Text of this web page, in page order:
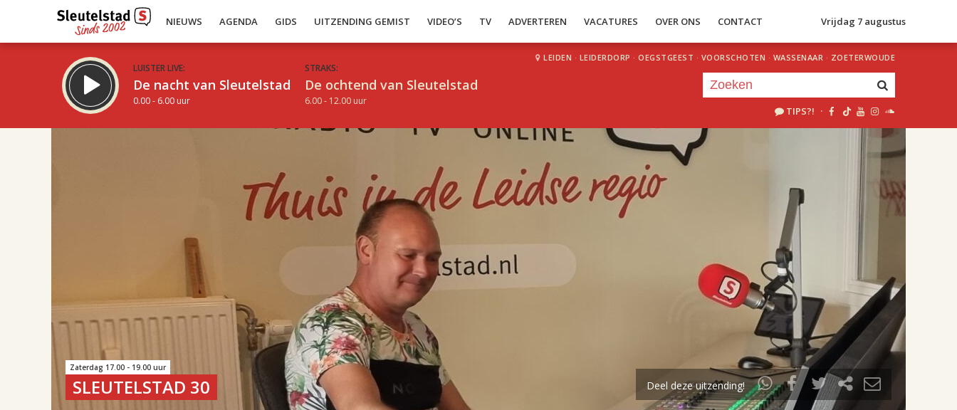
NIEUWS AGENDA GIDS UITZENDING GEMIST VIDEO’S TV ADVERTEREN VACATURES OVER ONS CONTACT Vrijdag 7 augustus
LUISTER LIVE:
De nacht van Sleutelstad
0.00 - 6.00 uur
STRAKS:
De ochtend van Sleutelstad
6.00 - 12.00 uur
LEIDEN · LEIDERDORP · OEGSTGEEST · VOORSCHOTEN · WASSENAAR · ZOETERWOUDE
TIPS?! ·
uur 1 van 2
Volgend uur
Zaterdag 17.00 - 19.00 uur
SLEUTELSTAD 30 Deel deze uitzending!